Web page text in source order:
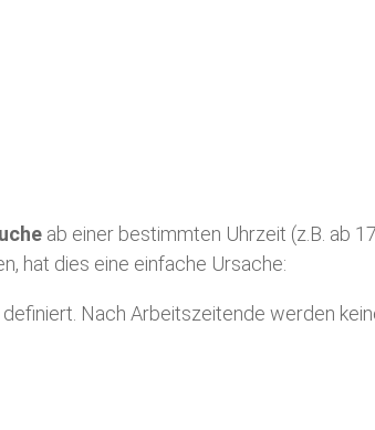
ab einer bestimmten Uhrzeit (z.B. ab
hat dies eine einfache Ursache:
definiert. Nach Arbeitszeitende werden